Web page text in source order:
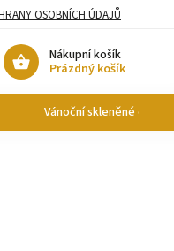
OSOBNÍCH ÚDAJŮ
Nákupní košík
Prázdný košík
Vánoční skleněné